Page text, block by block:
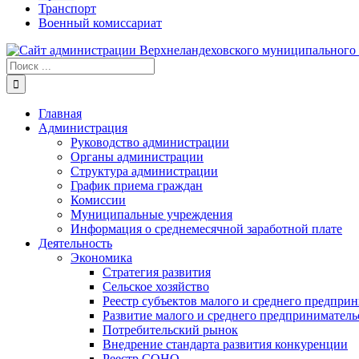
Транспорт
Военный комиссариат
Результат
поиска:
Главная
Администрация
Руководство администрации
Органы администрации
Структура администрации
График приема граждан
Комиссии
Муниципальные учреждения
Информация о среднемесячной заработной плате
Деятельность
Экономика
Стратегия развития
Сельское хозяйство
Реестр субъектов малого и среднего
Развитие малого и среднего
Потребительский рынок
Внедрение стандарта развития конкуренции